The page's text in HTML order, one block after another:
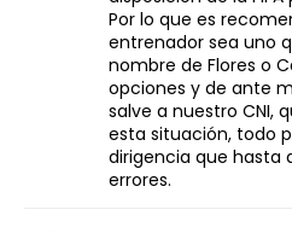
Por lo que es
entrenador sea uno
nombre de Flores o
opciones y de ante
salve a nuestro CNI,
esta situación, todo
dirigencia que hasta
errores.